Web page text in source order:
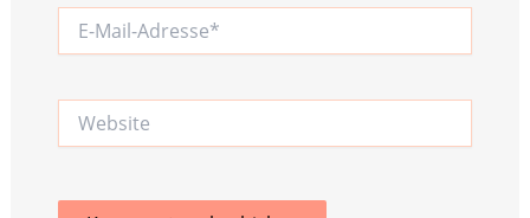
Mail-